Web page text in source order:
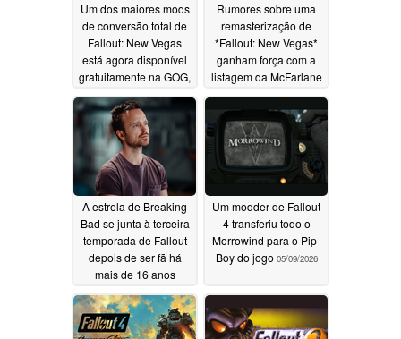
Um dos maiores mods
de conversão total de
Fallout: New Vegas
está agora disponível
gratuitamente na GOG,
com instalação com
um clique incluída
08/01/2026
Rumores sobre uma
remasterização de
*Fallout: New Vegas*
ganham força com a
listagem da McFarlane
Toys06/14/2026
A estrela de Breaking
Bad se junta à terceira
temporada de Fallout
depois de ser fã há
mais de 16 anos
05/13/2026
Um modder de Fallout
4 transferiu todo o
Morrowind para o Pip-
Boy do jogo 05/09/2026